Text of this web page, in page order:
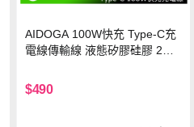
AIDOGA 100W快充 Type-C充
電線傳輸線 液態矽膠硅膠 2M
$490